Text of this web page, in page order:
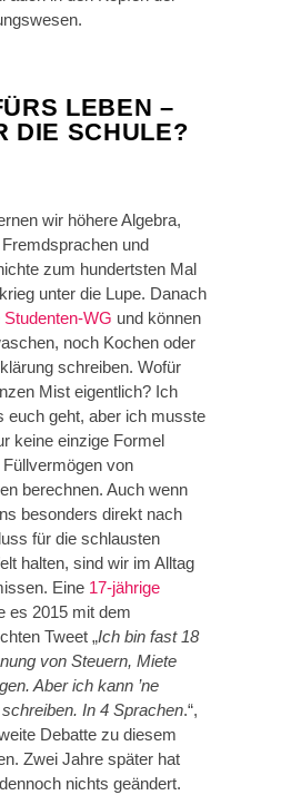
LEBEN –
DIE SCHULE?
wir höhere Algebra,
und
zum hundertsten Mal
unter die Lupe. Danach
Studenten-WG und können
noch Kochen oder
schreiben. Wofür
Mist eigentlich? Ich
euch geht, aber ich musste
keine einzige Formel
von
berechnen. Auch wenn
besonders direkt nach
für die schlausten
halten, sind wir im Alltag
Eine 17-jährige
es 2015 mit dem
Tweet „Ich bin fast 18
von Steuern, Miete
Aber ich kann ’ne
In 4 Sprachen.“,
Debatte zu diesem
Zwei Jahre später hat
nichts geändert.